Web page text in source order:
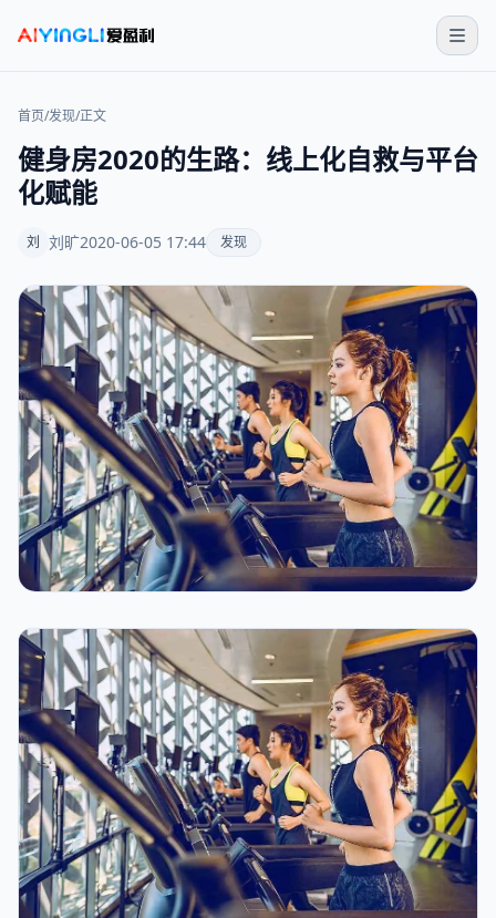
首页/发现/正文
健身房2020的生路：线上化自救与平台
化赋能
刘 刘旷2020-06-05 17:44 发现